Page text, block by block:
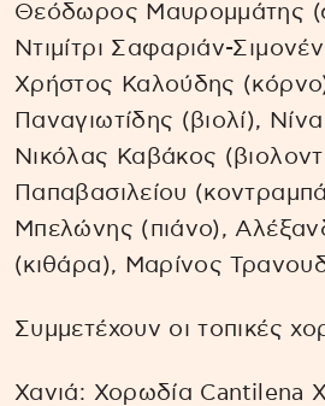
Θεόδωρος Μαυρομμάτης
Ντιμίτρι Σαφαριάν-
Χρήστος Καλούδης
Παναγιωτίδης (βιολί),
Νικόλας Καβάκος
Παπαβασιλείου
Μπελώνης (πιάνο),
(κιθάρα), Μαρίνος
Συμμετέχουν οι τοπικές
Χανιά: Χορωδία Cantilena